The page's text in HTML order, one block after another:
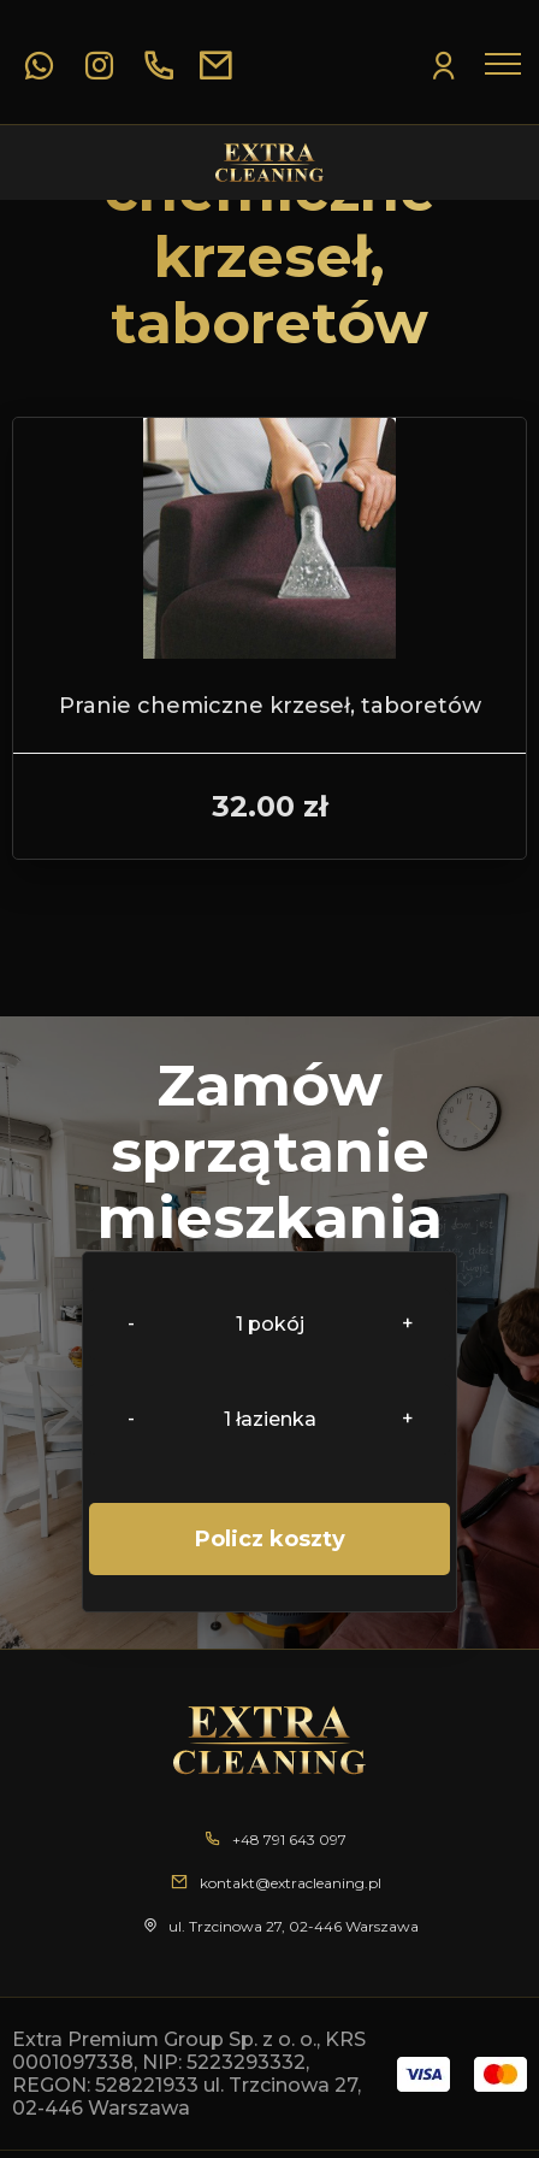
Pranie
chemiczne
krzeseł,
taboretów
Pranie chemiczne krzeseł, taboretów
32.00 zł
Zamów
sprzątanie
mieszkania
- 1 pokój +
- 1 łazienka +
Policz koszty
+48 791 643 097
kontakt@extracleaning.pl
ul. Trzcinowa 27, 02-446 Warszawa
Extra Premium Group Sp. z o. o., KRS
0001097338, NIP: 5223293332,
REGON: 528221933 ul. Trzcinowa 27,
02-446 Warszawa